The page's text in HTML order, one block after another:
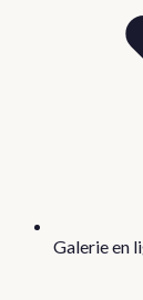
Galerie en